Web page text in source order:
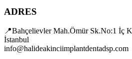
ADRES
📍Bahçelievler Mah.Ömür Sk.No:1 İç
İstanbul
info@halideakinciimplantdentadsp.com